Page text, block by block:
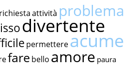
richiestaattività problema
divertente
permettereacume
fare bello amore paura